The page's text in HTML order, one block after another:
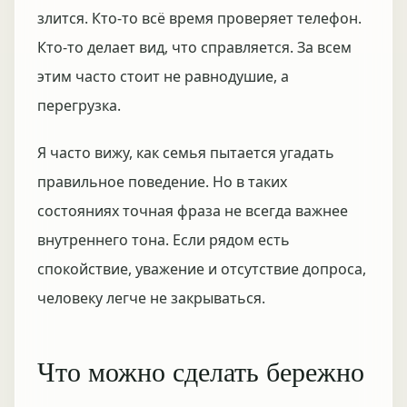
злится. Кто-то всё время проверяет телефон.
Кто-то делает вид, что справляется. За всем
этим часто стоит не равнодушие, а
перегрузка.
Я часто вижу, как семья пытается угадать
правильное поведение. Но в таких
состояниях точная фраза не всегда важнее
внутреннего тона. Если рядом есть
спокойствие, уважение и отсутствие допроса,
человеку легче не закрываться.
Что можно сделать бережно